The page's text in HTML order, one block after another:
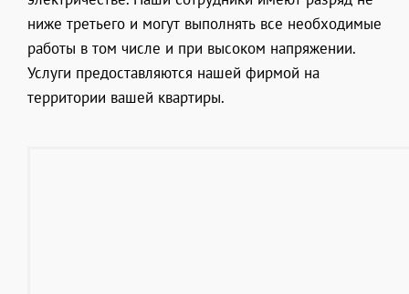
ниже третьего и могут выполнять все необходимые
работы в том числе и при высоком напряжении.
Услуги предоставляются нашей фирмой на
территории вашей квартиры.